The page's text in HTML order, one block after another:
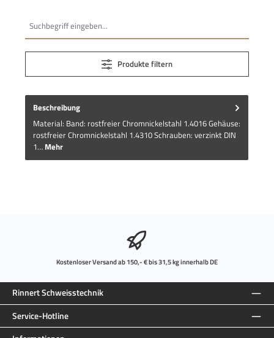
Produkte filtern
Beschreibung
Material: Band: rostfreier Chromnickelstahl 1.4016 Gehäuse:
rostfreier Chromnickelstahl 1.4310 Schrauben: verzinkt DIN
1… Mehr
Kostenloser Versand ab 150,- € bis 31,5 kg innerhalb DE
Rinnert Schweisstechnik
Service-Hotline